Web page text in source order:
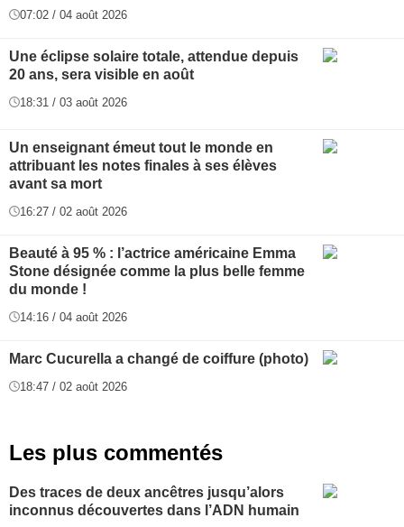
07:02 / 04 août 2026
Une éclipse solaire totale, attendue depuis
20 ans, sera visible en août
18:31 / 03 août 2026
Un enseignant émeut tout le monde en
attribuant les notes finales à ses élèves
avant sa mort
16:27 / 02 août 2026
Beauté à 95 % : l’actrice américaine Emma
Stone désignée comme la plus belle femme
du monde !
14:16 / 04 août 2026
Marc Cucurella a changé de coiffure (photo)
18:47 / 02 août 2026
Les plus commentés
Des traces de deux ancêtres jusqu’alors
inconnus découvertes dans l’ADN humain